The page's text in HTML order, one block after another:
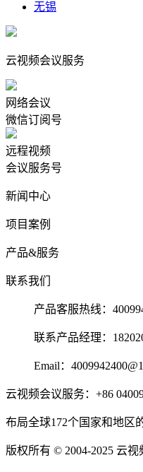
无锡
云视频会议服务
网络会议
微信订阅号
远程视频
会议服务号
新闻中心
项目案例
产品&服务
联系我们
产品客服热线：
联系产品经理：
Email：
云视频会议服务：+86
布局全球172个国家和地区
版权所有 © 2004-2025 云视